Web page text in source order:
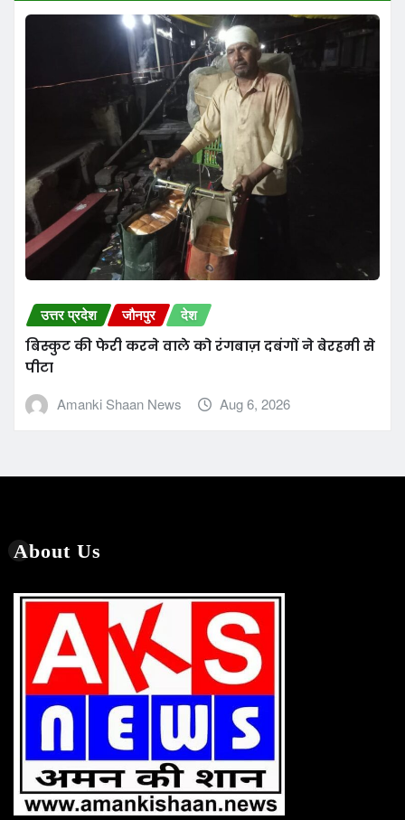
उत्तर प्रदेश जौनपुर देश
बिस्कुट की फेरी करने वाले को रंगबाज़ दबंगों ने बेरहमी से
पीटा
Amanki Shaan News
Aug 6, 2026
About Us